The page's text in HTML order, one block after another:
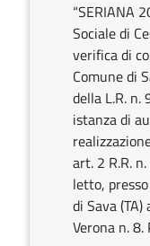
“SERIANA
Sociale di
verifica di
Comune di
della L.R. n.
istanza di
art. 2 R.R.
letto,
di Sava
Verona n.